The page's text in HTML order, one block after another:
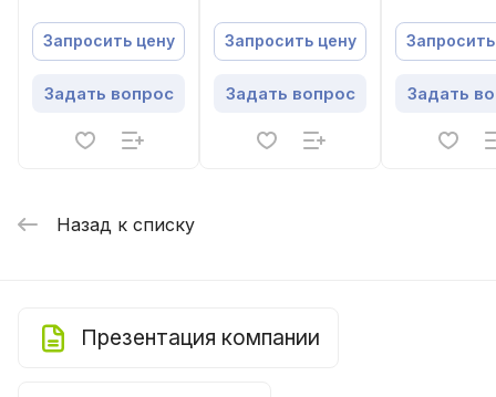
Energolux
Запросить цену
Задать вопрос
Запросить цену
Задать вопрос Задать
Назад к списку
Презентация компании